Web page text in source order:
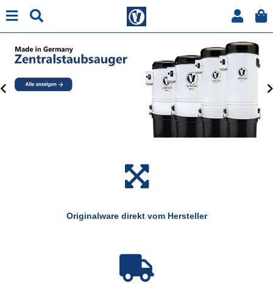
Originalware direkt vom Hersteller